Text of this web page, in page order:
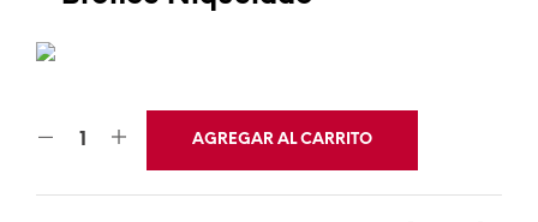
AGREGAR AL CARRITO